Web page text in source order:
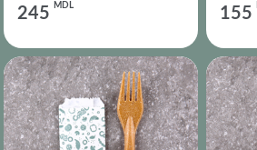
245 MDL 155